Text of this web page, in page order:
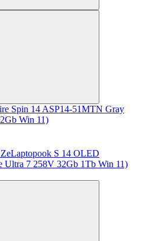
Spin 14 ASP14-51MTN Gray
Win 11)